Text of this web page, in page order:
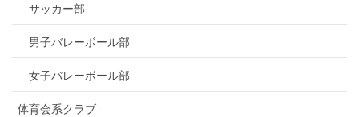
サッカー部
男子バレーボール部
女子バレーボール部
体育会系クラブ